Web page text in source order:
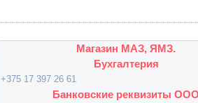
Магазин МАЗ, ЯМЗ.
Бухгалтерия
+375 17 397 26 61
Банковские реквизиты ООО